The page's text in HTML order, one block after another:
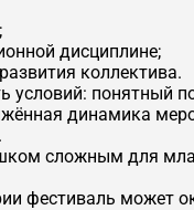
дисциплине;
коллектива.
условий: понятный
динамика
сложным для
фестиваль может